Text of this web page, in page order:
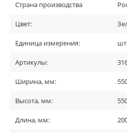
Страна производства
Цвет:
Единица измерения:
Артикулы:
Ширина, мм:
Высота, мм:
Длина, мм: